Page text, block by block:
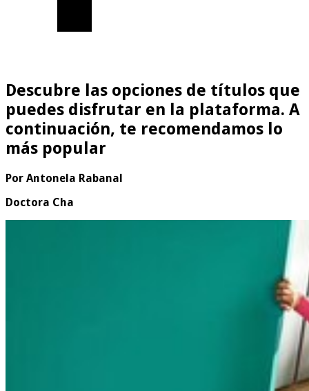
Descubre las opciones de títulos que
puedes disfrutar en la plataforma. A
continuación, te recomendamos lo
más popular
Por Antonela Rabanal
Doctora Cha